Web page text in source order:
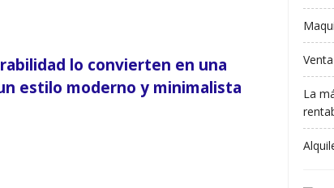
lo convierten en una
estilo moderno y minimalista
La